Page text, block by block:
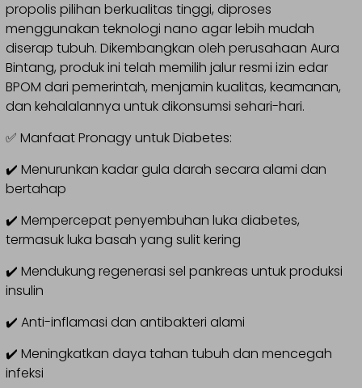
propolis pilihan berkualitas tinggi, diproses
menggunakan teknologi nano agar lebih mudah
diserap tubuh. Dikembangkan oleh perusahaan Aura
Bintang, produk ini telah memilih jalur resmi izin edar
BPOM dari pemerintah, menjamin kualitas, keamanan,
dan kehalalannya untuk dikonsumsi sehari-hari.
✅ Manfaat Pronagy untuk Diabetes:
✔️ Menurunkan kadar gula darah secara alami dan
bertahap
✔️ Mempercepat penyembuhan luka diabetes,
termasuk luka basah yang sulit kering
✔️ Mendukung regenerasi sel pankreas untuk produksi
insulin
✔️ Anti-inflamasi dan antibakteri alami
✔️ Meningkatkan daya tahan tubuh dan mencegah
infeksi